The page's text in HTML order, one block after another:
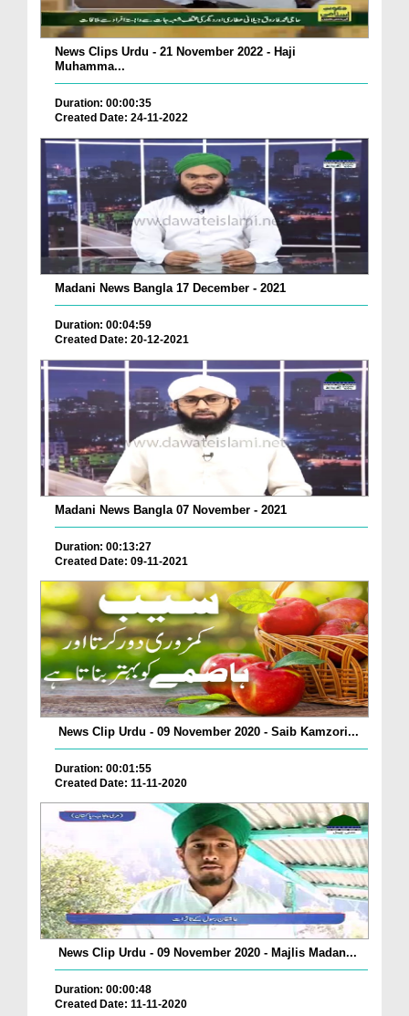
News Clips Urdu - 21 November 2022 - Haji
Muhamma...
Duration: 00:00:35
Created Date: 24-11-2022
Madani News Bangla 17 December - 2021
Duration: 00:04:59
Created Date: 20-12-2021
Madani News Bangla 07 November - 2021
Duration: 00:13:27
Created Date: 09-11-2021
News Clip Urdu - 09 November 2020 - Saib Kamzori...
Duration: 00:01:55
Created Date: 11-11-2020
News Clip Urdu - 09 November 2020 - Majlis Madan...
Duration: 00:00:48
Created Date: 11-11-2020